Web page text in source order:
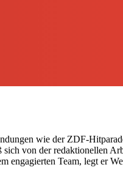
wie der ZDF-
von der redaktionellen
engagierten Team, legt er